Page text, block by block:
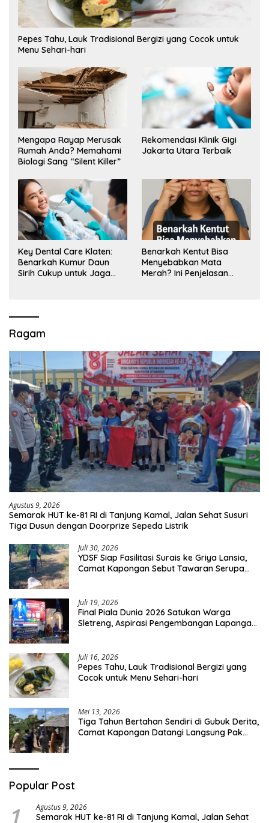
Pepes Tahu, Lauk Tradisional Bergizi yang Cocok untuk
Menu Sehari-hari
Mengapa Rayap Merusak
Rumah Anda? Memahami
Biologi Sang “Silent Killer”
Rekomendasi Klinik Gigi
Jakarta Utara Terbaik
Key Dental Care Klaten:
Benarkah Kumur Daun
Sirih Cukup untuk Jaga
Benarkah Kentut Bisa
Menyebabkan Mata
Merah? Ini Penjelasan
Ragam
Agustus 9, 2026
Semarak HUT ke-81 RI di Tanjung Kamal, Jalan Sehat Susuri
Tiga Dusun dengan Doorprize Sepeda Listrik
Juli 30, 2026
YDSF Siap Fasilitasi Surais ke Griya Lansia,
Camat Kapongan Sebut Tawaran Serupa
Juli 19, 2026
Final Piala Dunia 2026 Satukan Warga
Sletreng, Aspirasi Pengembangan Lapangan
Juli 16, 2026
Pepes Tahu, Lauk Tradisional Bergizi yang
Cocok untuk Menu Sehari-hari
Mei 13, 2026
Tiga Tahun Bertahan Sendiri di Gubuk Derita,
Camat Kapongan Datangi Langsung Pak
Popular Post
Agustus 9, 2026
Semarak HUT ke-81 RI di Tanjung Kamal, Jalan Sehat